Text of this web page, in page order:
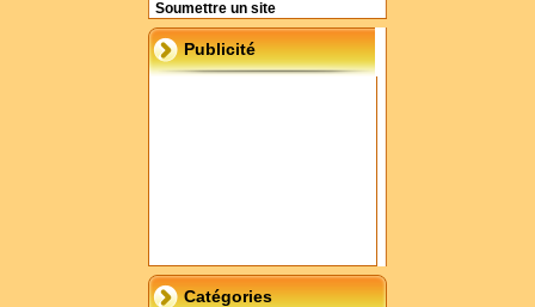
Soumettre un site
Publicité
Catégories